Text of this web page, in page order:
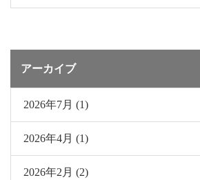
アーカイブ
2026年7月 (1)
2026年4月 (1)
2026年2月 (2)